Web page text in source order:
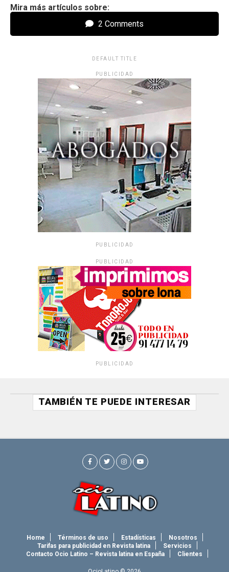
Mira más artículos sobre:
2 Comments
DEFAULT TITLE
PUBLICIDAD
PUBLICIDAD
PUBLICIDAD
PUBLICIDAD
TAMBIÉN TE PUEDE INTERESAR
Home Términos de uso Estadísticas
Nosotros
Tarifas para publicidad en Revista latina
Servicios
Contacto Ocio Latino – Revista latina en España
Clientes